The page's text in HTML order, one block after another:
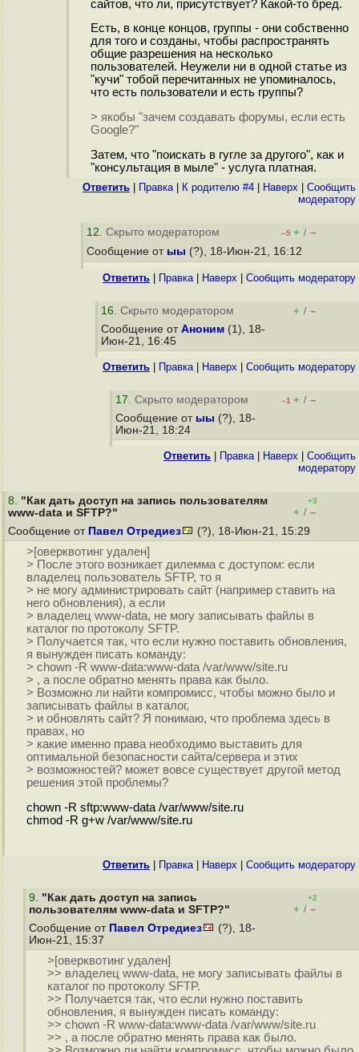
сайтов, что ли, присутствует? Какой-то бред.
Есть, в конце концов, группы - они собственно
для того и созданы, чтобы распространять
общие разрешения на несколько
пользователей. Неужели ни в одной статье из
"кучи" тобой перечитанных не упоминалось,
что есть пользователи и есть группы?
> якобы "зачем создавать форумы, если есть
Google?"
Затем, что "поискать в гугле за другого", как и
"консультация в мыле" - услуга платная.
Ответить Правка| К родителю #4 Наверх
Cообщить
модератору
12. Скрыто модератором –5 + / –
Сообщение от ыы (?), 18-Июн-21, 16:12
Ответить Правка| Наверх Cообщить модератору
16. Скрыто модератором + / –
Сообщение от Аноним (1), 18-
Июн-21, 16:45
Ответить Правка| Наверх Cообщить модератору
17. Скрыто модератором –1 + / –
Сообщение от ыы (?), 18-
Июн-21, 18:24
Ответить Правка| Наверх
Cообщить
модератору
8. "Как дать доступ на запись пользователям
www-data и SFTP?"
+3
+ / –
Сообщение от Павел Отредиез (?), 18-Июн-21, 15:29
>[оверквотинг удален]
> После этого возникает дилемма с доступом: если
владелец пользователь SFTP, то я
> не могу администрировать сайт (например ставить на
него обновления), а если
> владелец www-data, не могу записывать файлы в
каталог по протоколу SFTP.
> Получается так, что если нужно поставить обновления,
я вынужден писать команду:
> chown -R www-data:www-data /var/www/site.ru
> , а после обратно менять права как было.
> Возможно ли найти компромисс, чтобы можно было и
записывать файлы в каталог,
> и обновлять сайт? Я понимаю, что проблема здесь в
правах, но
> какие именно права необходимо выставить для
оптимальной безопасности сайта/сервера и этих
> возможностей? может вовсе существует другой метод
решения этой проблемы?
chown -R sftp:www-data /var/www/site.ru
chmod -R g+w /var/www/site.ru
Ответить Правка| Наверх Cообщить модератору
9. "Как дать доступ на запись
пользователям www-data и SFTP?"
+2
+ / –
Сообщение от Павел Отредиез
(?), 18-
Июн-21, 15:37
>[оверквотинг удален]
>> владелец www-data, не могу записывать файлы в
каталог по протоколу SFTP.
>> Получается так, что если нужно поставить
обновления, я вынужден писать команду:
>> chown -R www-data:www-data /var/www/site.ru
>> , а после обратно менять права как было.